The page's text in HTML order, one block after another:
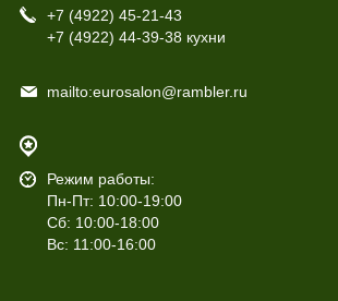
+7 (4922) 45-21-43
+7 (4922) 44-39-38 кухни
mailto:eurosalon@rambler.ru
Режим работы:
Пн-Пт: 10:00-19:00
Сб: 10:00-18:00
Вс: 11:00-16:00